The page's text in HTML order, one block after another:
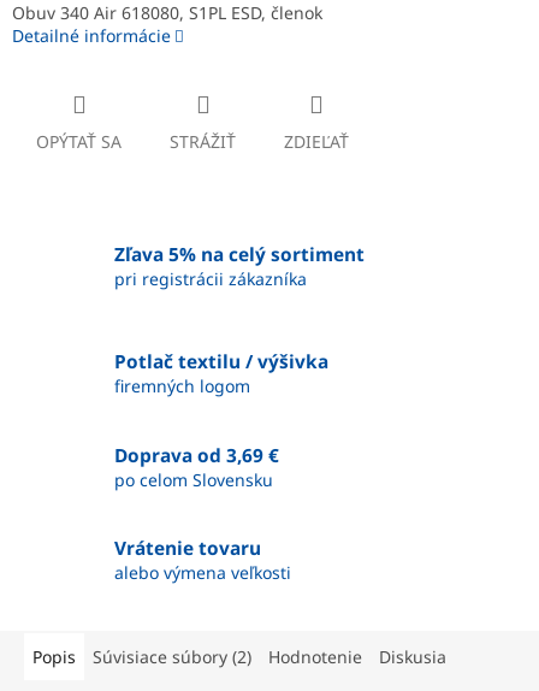
Obuv 340 Air 618080, S1PL ESD, členok
Detailné informácie
OPÝTAŤ SA STRÁŽIŤ ZDIEĽAŤ
Zľava 5% na celý sortiment
pri registrácii zákazníka
Potlač textilu / výšivka
firemných logom
Doprava od 3,69 €
po celom Slovensku
Vrátenie tovaru
alebo výmena veľkosti
Popis Súvisiace súbory (2) Hodnotenie Diskusia